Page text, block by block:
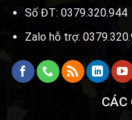
Số ĐT: 0379.320.944
Zalo hỗ trợ:
CÁC